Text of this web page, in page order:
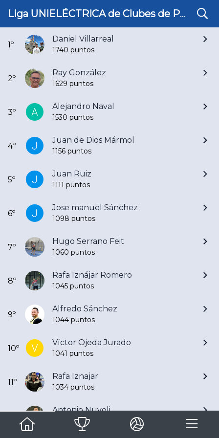
Liga UNIELÉCTRICA de Clubes de Pádel de Córdoba search
Ranking Cuarta Masculino 25/26
1º
Daniel Villarreal
1740 puntos
2º
Ray González
1629 puntos
3º
Alejandro Naval
1530 puntos
4º
Juan de Dios Mármol
1156 puntos
5º
Juan Ruiz
1111 puntos
6º
Jose manuel Sánchez
1098 puntos
7º
Hugo Serrano Feit
1060 puntos
8º
Rafa Iznájar Romero
1045 puntos
9º
Alfredo Sánchez
1044 puntos
10º
Víctor Ojeda Jurado
1041 puntos
11º
Rafa Iznajar
1034 puntos
Antonio Nuvoli
1032 puntos